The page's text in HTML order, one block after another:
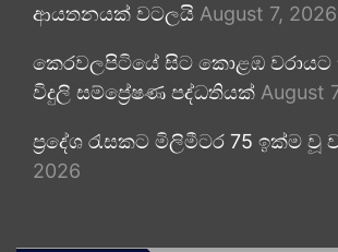
ආයතනයක් වටලයි August 7, 2026
කෙරවලපිටියේ සිට කොළඹ
විදුලි සම්ප්‍රේෂණ පද්ධතියක් August
ප්‍රදේශ රැසකට මිලිමීටර 75 ඉක්ම වූ
2026